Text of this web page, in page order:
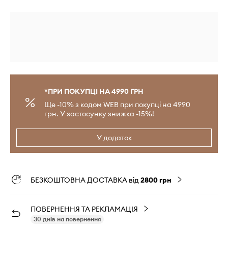
*ПРИ ПОКУПЦІ НА 4990 ГРН
Ще -10% з кодом WEB при покупці на 4990
грн. У застосунку знижка -15%!
У додаток
БЕЗКОШТОВНА ДОСТАВКА від2800 грн
ПОВЕРНЕННЯ ТА РЕКЛАМАЦІЯ
30 днів на повернення